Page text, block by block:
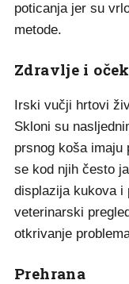
poticanja jer su
metode.
Zdravlje i
Irski vučji hrtovi
Skloni su
prsnog koša imaju
se kod njih često
displazija kukova i
veterinarski
otkrivanje
Prehrana